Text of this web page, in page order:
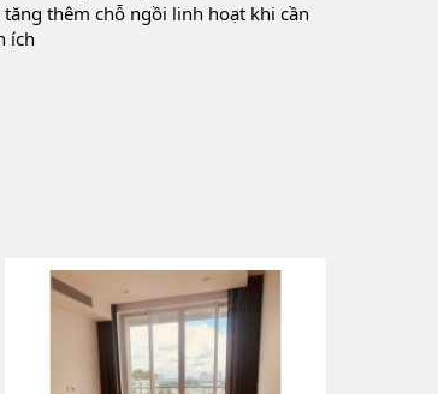
thêm chỗ ngồi linh hoạt khi cần
ích